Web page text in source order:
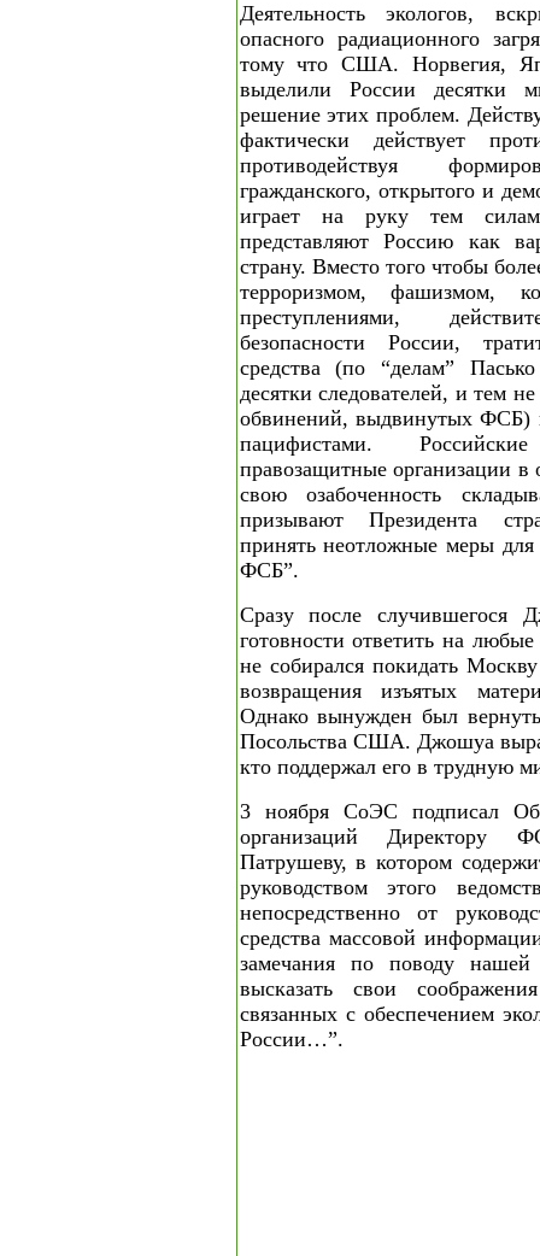
Деятельность экологов,
опасного радиационного
тому что США. Норвегия,
выделили России десятки
решение этих проблем.
фактически действует
противодействуя
гражданского, открытого и
играет на руку тем
представляют Россию как
страну. Вместо того чтобы
терроризмом, фашизмом,
преступлениями,
безопасности России,
средства (по “делам”
десятки следователей, и тем
обвинений, выдвинутых ФСБ)
пацифистами.
правозащитные организации
свою озабоченность
призывают Президента
принять неотложные меры
ФСБ”.
Сразу после случившегося
готовности ответить на
не собирался покидать
возвращения изъятых
Однако вынужден был
Посольства США. Джошуа
кто поддержал его в трудную
3 ноября СоЭС подписал
организаций Директору
Патрушеву, в котором
руководством этого
непосредственно от
средства массовой
замечания по поводу нашей
высказать свои
связанных с обеспечением
России…”.